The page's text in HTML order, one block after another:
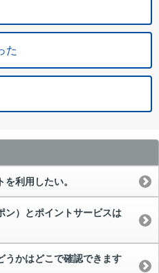
た
利用したい。
ン）とポイントサービスは
うかはどこで確認できます